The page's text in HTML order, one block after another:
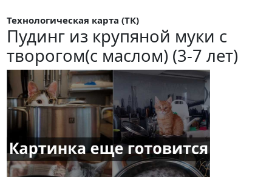
Технологическая карта (ТК)
Пудинг из крупяной муки с
творогом(с маслом) (3-7 лет)